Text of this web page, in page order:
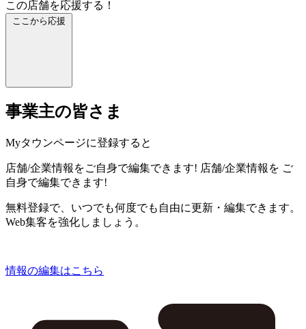
この店舗を応援する！
ここから応援
事業主の皆さま
Myタウンページに登録すると
店舗/企業情報をご自身で編集できます! 店舗/企業情報を ご
自身で編集できます!
無料登録で、いつでも何度でも自由に更新・編集できます。
Web集客を強化しましょう。
情報の編集はこちら